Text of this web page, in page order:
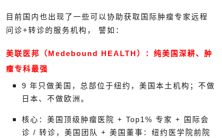
目前国内也出现了一些可以协助获取国际肿瘤专家远程
问诊+转诊的服务机构， 譬如：
美联医邦（Medebound HEALTH）：纯美国深耕、肿
瘤专科最强
9 年只做美国，总部位于纽约，美国本土机构；不做
日本、不做欧洲。
核心：美国顶级肿瘤医院 + Top1% 专家 + 国际会
诊 / 转诊，美国团队 + 美国董事：纽约医学院前院